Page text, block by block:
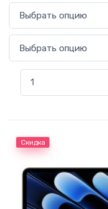
Скидка